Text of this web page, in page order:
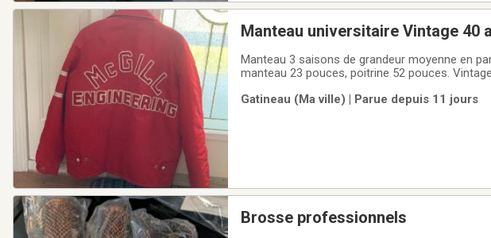
Manteau universitaire Vintage 40
Manteau 3 saisons de grandeur moyenne en
manteau 23 pouces, poitrine 52 pouces.
Gatineau (Ma ville) | Parue depuis 11 jours
Brosse professionnels